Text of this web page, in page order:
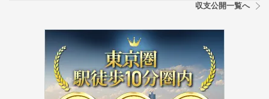
収支公開一覧へ